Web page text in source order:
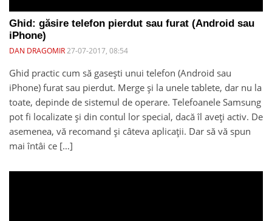
Ghid: găsire telefon pierdut sau furat (Android sau
iPhone)
DAN DRAGOMIR27-07-2017, 08:54
Ghid practic cum să gasești unui telefon (Android sau
iPhone) furat sau pierdut. Merge și la unele tablete, dar nu la
toate, depinde de sistemul de operare. Telefoanele Samsung
pot fi localizate și din contul lor special, dacă îl aveți activ. De
asemenea, vă recomand și câteva aplicații. Dar să vă spun
mai întâi ce […]